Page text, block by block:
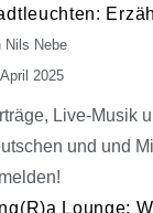
Nils Nebe
2025
Live-Musik
und und
Lounge: